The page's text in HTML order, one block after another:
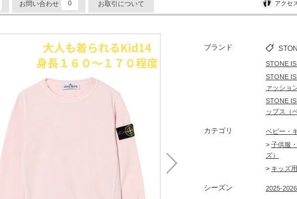
お問い合わせ 0 お取引について アクセ
ブランド
STONE
STONE
ァッショ
STONE
ップス（
カテゴリ
ベビー・
> 子供服
ズ）
> キッズ
シーズン 2025-